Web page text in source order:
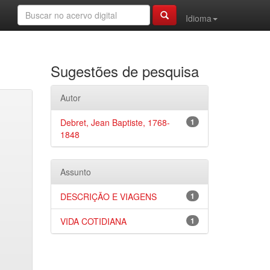
Idioma
Sugestões de pesquisa
Autor
1
Debret, Jean Baptiste, 1768-
1848
Assunto
1
DESCRIÇÃO E VIAGENS
1
VIDA COTIDIANA